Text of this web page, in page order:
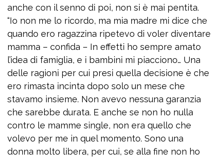
anche con il senno di poi, non si è mai pentita.
“Io non me lo ricordo, ma mia madre mi dice che
quando ero ragazzina ripetevo di voler diventare
mamma – confida – In effetti ho sempre amato
l’idea di famiglia, e i bambini mi piacciono… Una
delle ragioni per cui presi quella decisione è che
ero rimasta incinta dopo solo un mese che
stavamo insieme. Non avevo nessuna garanzia
che sarebbe durata. E anche se non ho nulla
contro le mamme single, non era quello che
volevo per me in quel momento. Sono una
donna molto libera, per cui, se alla fine non ho